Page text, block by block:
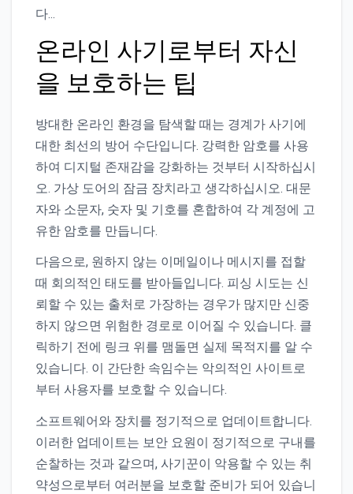
다…
온라인 사기로부터 자신
을 보호하는 팁
방대한 온라인 환경을 탐색할 때는 경계가 사기에
대한 최선의 방어 수단입니다. 강력한 암호를 사용
하여 디지털 존재감을 강화하는 것부터 시작하십시
오. 가상 도어의 잠금 장치라고 생각하십시오. 대문
자와 소문자, 숫자 및 기호를 혼합하여 각 계정에 고
유한 암호를 만듭니다.
다음으로, 원하지 않는 이메일이나 메시지를 접할
때 회의적인 태도를 받아들입니다. 피싱 시도는 신
뢰할 수 있는 출처로 가장하는 경우가 많지만 신중
하지 않으면 위험한 경로로 이어질 수 있습니다. 클
릭하기 전에 링크 위를 맴돌면 실제 목적지를 알 수
있습니다. 이 간단한 속임수는 악의적인 사이트로
부터 사용자를 보호할 수 있습니다.
소프트웨어와 장치를 정기적으로 업데이트합니다.
이러한 업데이트는 보안 요원이 정기적으로 구내를
순찰하는 것과 같으며, 사기꾼이 악용할 수 있는 취
약성으로부터 여러분을 보호할 준비가 되어 있습니